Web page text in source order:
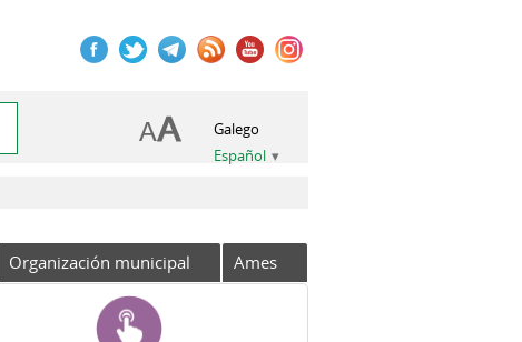
Galego
Español
Organización municipal Ames